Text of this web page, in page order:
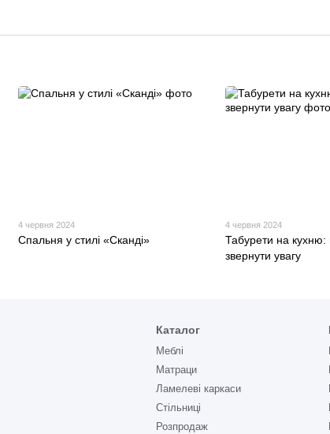
4 червня 2024
Спальня у стилі «Сканді»
4 червня 2024
Табурети на
звернути увагу
Каталог
Меблі
Матраци
Ламелеві каркаси
Стільниці
Розпродаж